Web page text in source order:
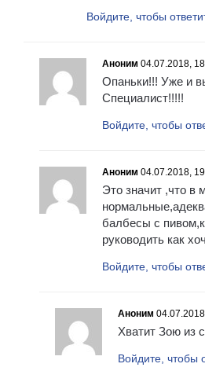
Войдите, чтобы
Аноним 04.07.2018,
Опаньки!!! Уже и
Специалист!!!!!
Войдите, чтобы
Аноним 04.07.2018,
Это значит ,что в
балбесы с
руководить как
Войдите, чтобы
Аноним
Хватит Зою из
Войдите, чтобы